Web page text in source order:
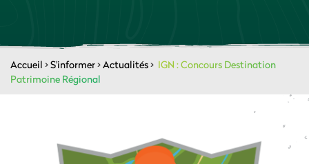
Accueil >S'informer>Actualités> IGN : Concours Destination
Patrimoine Régional